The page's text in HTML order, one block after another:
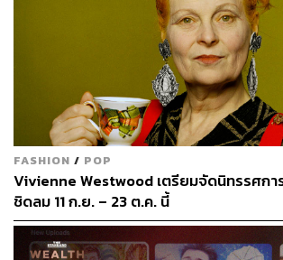
FASHION / POP
Vivienne Westwood เตรียมจัดนิทรรศก
ชิดลม 11 ก.ย. – 23 ต.ค. นี้